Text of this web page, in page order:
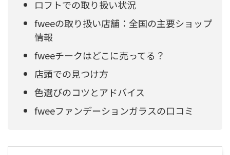
ロフトでの取り扱い状況
fweeの取り扱い店舗：全国の主要ショップ
情報
fweeチークはどこに売ってる？
店頭での見つけ方
色選びのコツとアドバイス
fweeファンデーションガラスの口コミ